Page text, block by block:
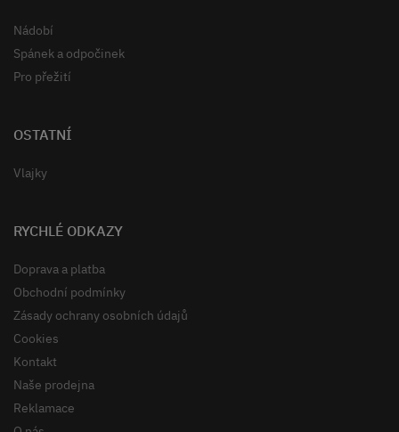
Nádobí
Spánek a odpočinek
Pro přežití
OSTATNÍ
Vlajky
RYCHLÉ ODKAZY
Doprava a platba
Obchodní podmínky
Zásady ochrany osobních údajů
Cookies
Kontakt
Naše prodejna
Reklamace